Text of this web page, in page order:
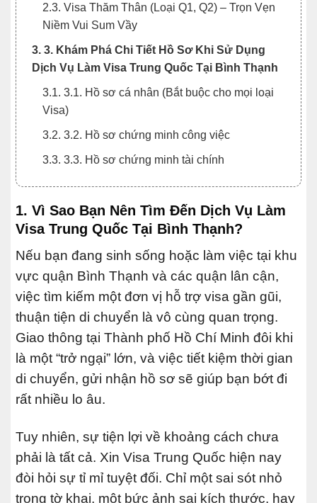
2.3. Visa Thăm Thân (Loại Q1, Q2) – Trọn Vẹn
Niềm Vui Sum Vầy
3. 3. Khám Phá Chi Tiết Hồ Sơ Khi Sử Dụng
Dịch Vụ Làm Visa Trung Quốc Tại Bình Thạnh
3.1. 3.1. Hồ sơ cá nhân (Bắt buộc cho mọi loại
Visa)
3.2. 3.2. Hồ sơ chứng minh công việc
3.3. 3.3. Hồ sơ chứng minh tài chính
3.4. 3.4. Hồ sơ chuyến đi (Dành cho Visa Du
Lịch)
4. 4. Lợi Ích Tuyệt Vời Khi Chọn Dịch Vụ Làm
Translate
5. 5. Quy Trình 5 Bước Chuyên Nghiệp Của
Dịch Vụ Làm Visa Trung Quốc Tại Bình Thạnh
6. 6. Những Câu Hỏi Thường Gặp (FAQ) Về
Dịch Vụ Làm Visa Trung Quốc Tại Bình Thạnh
7. 7. Liên Hệ Ngay Dịch Vụ Làm Visa Trung
Quốc Tại Bình Thạnh Hôm Nay
1. Vì Sao Bạn Nên Tìm Đến Dịch Vụ Làm
Visa Trung Quốc Tại Bình Thạnh?
Nếu bạn đang sinh sống hoặc làm việc tại khu
vực quận Bình Thạnh và các quận lân cận,
việc tìm kiếm một đơn vị hỗ trợ visa gần gũi,
thuận tiện di chuyển là vô cùng quan trọng.
Giao thông tại Thành phố Hồ Chí Minh đôi khi
là một “trở ngại” lớn, và việc tiết kiệm thời gian
di chuyển, gửi nhận hồ sơ sẽ giúp bạn bớt đi
rất nhiều lo âu.
Tuy nhiên, sự tiện lợi về khoảng cách chưa
phải là tất cả. Xin Visa Trung Quốc hiện nay
đòi hỏi sự tỉ mỉ tuyệt đối. Chỉ một sai sót nhỏ
trong tờ khai, một bức ảnh sai kích thước, hay